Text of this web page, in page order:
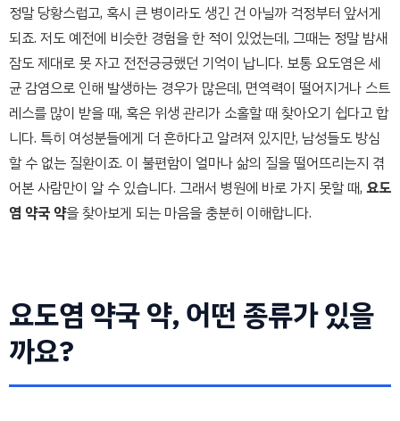
정말 당황스럽고, 혹시 큰 병이라도 생긴 건 아닐까 걱정부터 앞서게
되죠. 저도 예전에 비슷한 경험을 한 적이 있었는데, 그때는 정말 밤새
잠도 제대로 못 자고 전전긍긍했던 기억이 납니다. 보통 요도염은 세
균 감염으로 인해 발생하는 경우가 많은데, 면역력이 떨어지거나 스트
레스를 많이 받을 때, 혹은 위생 관리가 소홀할 때 찾아오기 쉽다고 합
니다. 특히 여성분들에게 더 흔하다고 알려져 있지만, 남성들도 방심
할 수 없는 질환이죠. 이 불편함이 얼마나 삶의 질을 떨어뜨리는지 겪
어본 사람만이 알 수 있습니다. 그래서 병원에 바로 가지 못할 때, 요도
염 약국 약을 찾아보게 되는 마음을 충분히 이해합니다.
요도염 약국 약, 어떤 종류가 있을
까요?